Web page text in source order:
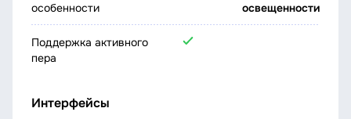
особенности
освещенности
Поддержка активного
пера
Интерфейсы